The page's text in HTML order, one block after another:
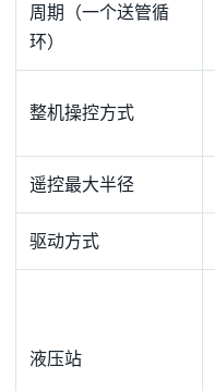
周期（一个送管循
环）
整机操控方式
遥控最大半径
驱动方式
液压站